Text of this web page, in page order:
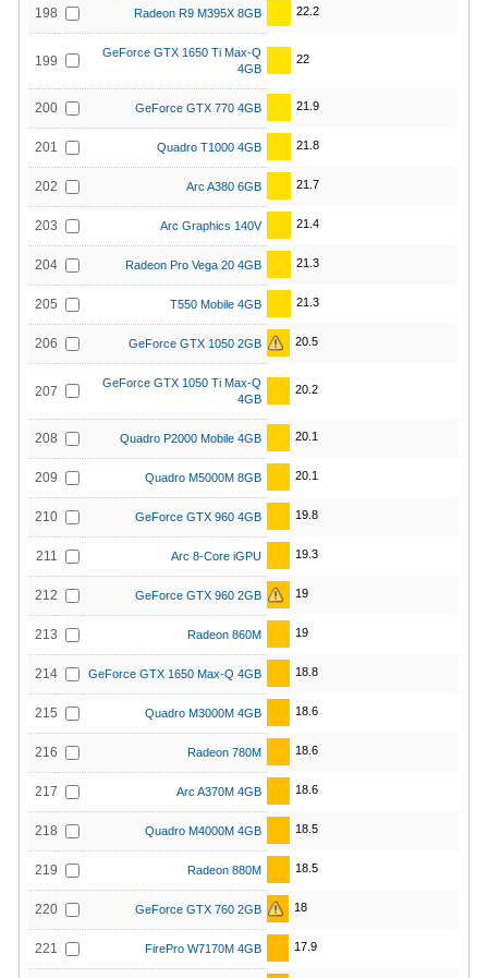
198 Radeon R9 M395X 8GB 22.2
199
GeForce GTX 1650 Ti Max-Q
4GB
22
200 GeForce GTX 770 4GB 21.9
201 Quadro T1000 4GB 21.8
202 Arc A380 6GB 21.7
203 Arc Graphics 140V 21.4
204 Radeon Pro Vega 20 4GB 21.3
205 T550 Mobile 4GB 21.3
206 GeForce GTX 1050 2GB 20.5
207
GeForce GTX 1050 Ti Max-Q
4GB
20.2
208 Quadro P2000 Mobile 4GB 20.1
209 Quadro M5000M 8GB 20.1
210 GeForce GTX 960 4GB 19.8
211 Arc 8-Core iGPU 19.3
212 GeForce GTX 960 2GB 19
213 Radeon 860M 19
214 GeForce GTX 1650 Max-Q 4GB 18.8
215 Quadro M3000M 4GB 18.6
216 Radeon 780M 18.6
217 Arc A370M 4GB 18.6
218 Quadro M4000M 4GB 18.5
219 Radeon 880M 18.5
220 GeForce GTX 760 2GB 18
221 FirePro W7170M 4GB 17.9